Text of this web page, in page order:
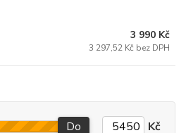
3 990 Kč
3 297,52 Kč bez DPH
Do Kč